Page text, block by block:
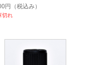
円 （税込み）
切れ